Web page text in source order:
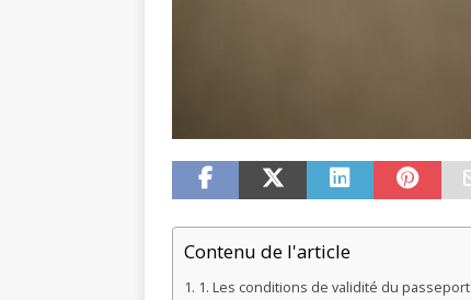
Contenu de l'article
1. Les conditions de validité du passeport